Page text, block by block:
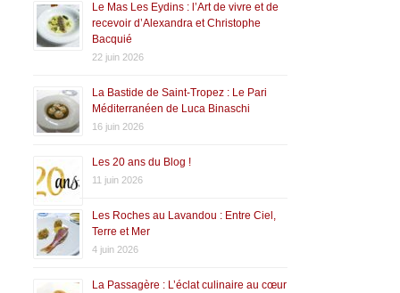
Le Mas Les Eydins : l’Art de vivre et de
recevoir d’Alexandra et Christophe
Bacquié
22 juin 2026
La Bastide de Saint-Tropez : Le Pari
Méditerranéen de Luca Binaschi
16 juin 2026
Les 20 ans du Blog !
11 juin 2026
Les Roches au Lavandou : Entre Ciel,
Terre et Mer
4 juin 2026
La Passagère : L’éclat culinaire au cœur